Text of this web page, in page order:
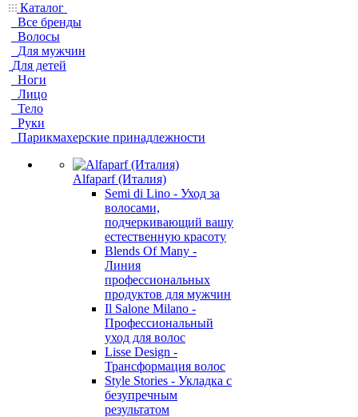
Каталог
Все бренды
Волосы
Для мужчин
Для детей
Ноги
Лицо
Тело
Руки
Парикмахерские принадлежности
Alfaparf (Италия)
Semi di Lino - Уход за
волосами,
подчеркивающий вашу
естественную красоту
Blends Of Many -
Линия
профессиональных
продуктов для мужчин
Il Salone Milano -
Профессиональный
уход для волос
Lisse Design -
Трансформация волос
Style Stories - Укладка с
безупречным
результатом